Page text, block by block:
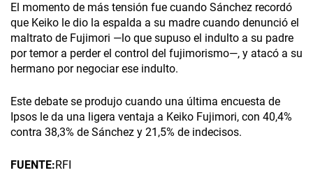
El momento de más tensión fue cuando Sánchez recordó
que Keiko le dio la espalda a su madre cuando denunció el
maltrato de Fujimori —lo que supuso el indulto a su padre
por temor a perder el control del fujimorismo—, y atacó a su
hermano por negociar ese indulto.
Este debate se produjo cuando una última encuesta de
Ipsos le da una ligera ventaja a Keiko Fujimori, con 40,4%
contra 38,3% de Sánchez y 21,5% de indecisos.
FUENTE:RFI